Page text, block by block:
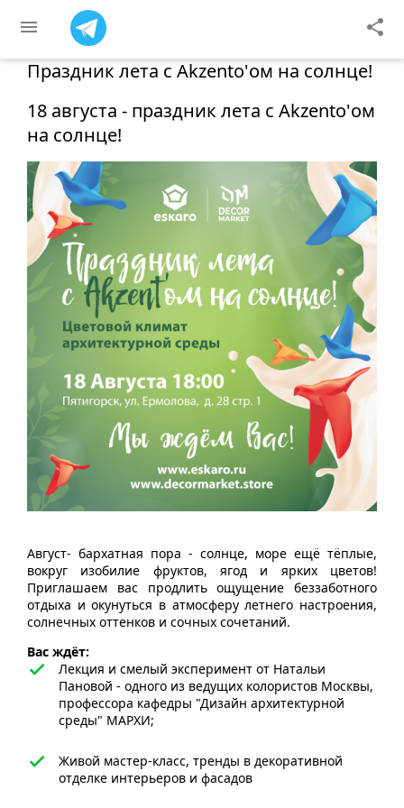
Праздник лета с Akzento'ом на солнце!
18 августа - праздник лета с Akzento'ом
на солнце!
Август- бархатная пора - солнце, море ещё тёплые,
вокруг изобилие фруктов, ягод и ярких цветов!
Приглашаем вас продлить ощущение беззаботного
отдыха и окунуться в атмосферу летнего настроения,
солнечных оттенков и сочных сочетаний.
Вас ждёт:
Лекция и смелый эксперимент от Натальи
Пановой - одного из ведущих колористов Москвы,
профессора кафедры "Дизайн архитектурной
среды" МАРХИ;
Живой мастер-класс, тренды в декоративной
отделке интерьеров и фасадов
menu share